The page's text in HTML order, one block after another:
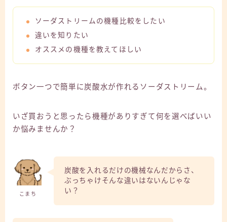
ソーダストリームの機種比較をしたい
違いを知りたい
オススメの機種を教えてほしい
ボタン一つで簡単に炭酸水が作れるソーダストリーム。
いざ買おうと思ったら機種がありすぎて何を選べばいい
か悩みませんか？
こまち
炭酸を入れるだけの機械なんだからさ、
ぶっちゃけそんな違いはないんじゃな
い？